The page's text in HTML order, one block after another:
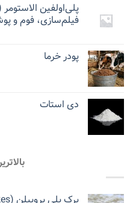
فیلم‌سازی، فوم و
پودر خرما
دی استات
پرک پلی پروپیلن (PP Flakes)